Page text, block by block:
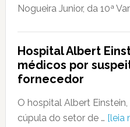
Nogueira Junior, da 10ª
Hospital Albert
médicos por
fornecedor
O hospital Albert
cúpula do setor de … [leia